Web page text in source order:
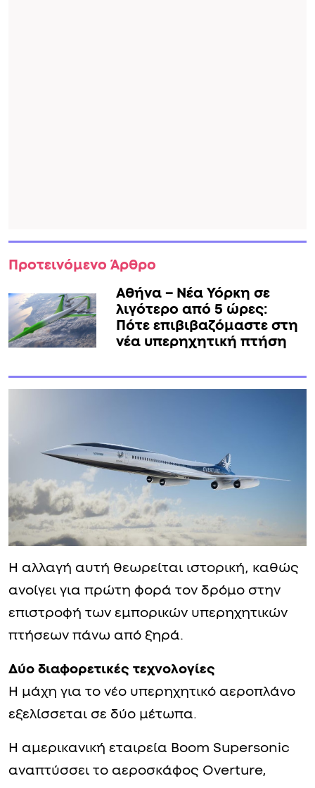
Προτεινόμενο Άρθρο
Αθήνα – Νέα Υόρκη σε
λιγότερο από 5 ώρες:
Πότε επιβιβαζόμαστε στη
νέα υπερηχητική πτήση
Η αλλαγή αυτή θεωρείται ιστορική, καθώς
ανοίγει για πρώτη φορά τον δρόμο στην
επιστροφή των εμπορικών υπερηχητικών
πτήσεων πάνω από ξηρά.
Δύο διαφορετικές τεχνολογίες
Η μάχη για το νέο υπερηχητικό αεροπλάνο
εξελίσσεται σε δύο μέτωπα.
Η αμερικανική εταιρεία Boom Supersonic
αναπτύσσει το αεροσκάφος Overture,